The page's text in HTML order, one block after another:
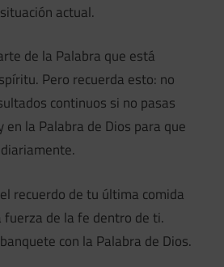
actual.
de la Palabra que está
Pero recuerda esto: no
continuos si no pasas
en la Palabra de Dios para que
recuerdo de tu última comida
fuerza de la fe dentro de ti.
con la Palabra de Dios.